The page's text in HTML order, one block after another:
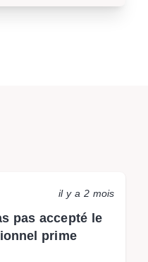
il y a 2 mois
pas accepté le
prime